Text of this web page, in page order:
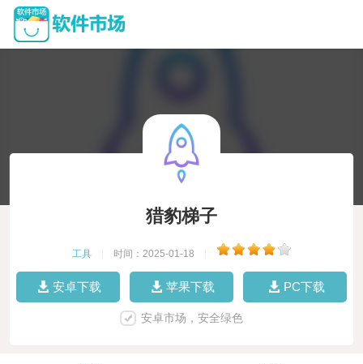
猎豹梯子
工具 时间：2025-01-18
安卓下载 苹果下载 PC下载
安卓市场，安全绿色